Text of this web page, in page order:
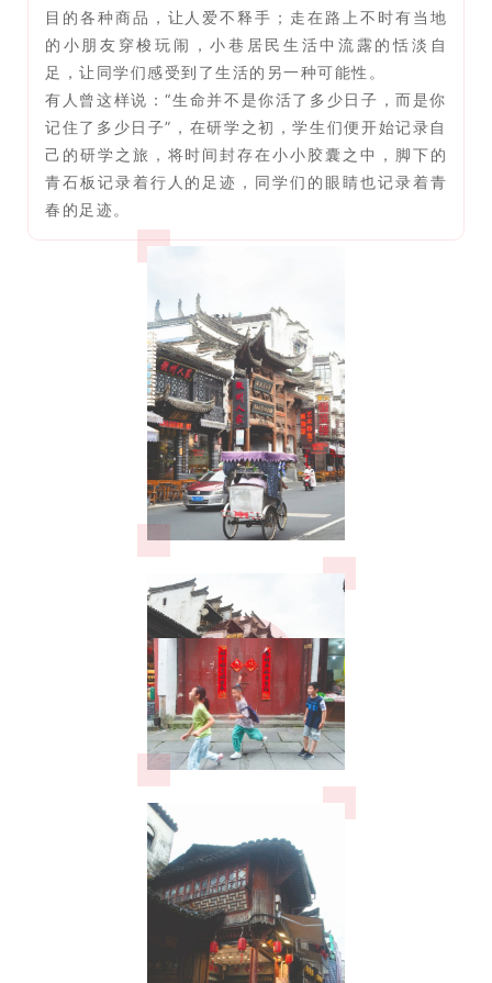
目的各种商品，让人爱不释手；走在路上不时有当地
的小朋友穿梭玩闹，小巷居民生活中流露的恬淡自
足，让同学们感受到了生活的另一种可能性。
有人曾这样说：“生命并不是你活了多少日子，而是你
记住了多少日子”，在研学之初，学生们便开始记录自
己的研学之旅，将时间封存在小小胶囊之中，脚下的
青石板记录着行人的足迹，同学们的眼睛也记录着青
春的足迹。